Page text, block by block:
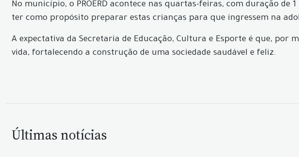
No município, o PROERD acontece nas quartas-feiras, com duração
ter como propósito preparar estas crianças para que ingressem na
A expectativa da Secretaria de Educação, Cultura e Esporte é que, por
vida, fortalecendo a construção de uma sociedade saudável e feliz.
Últimas notícias